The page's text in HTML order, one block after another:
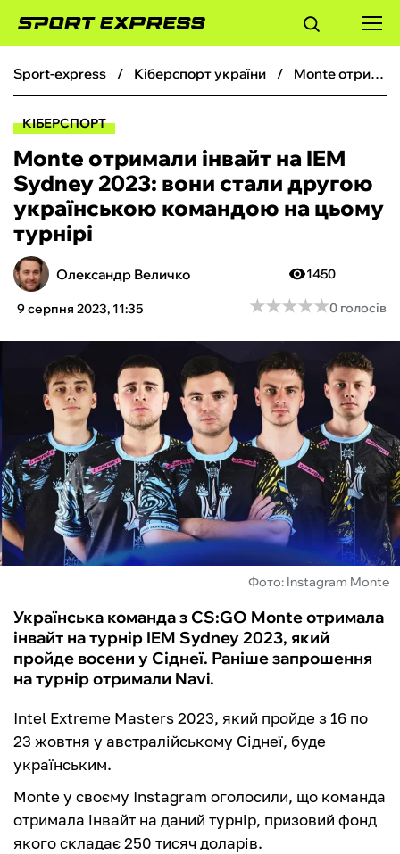
ФУТБОЛ
БОКС
ХОКЕЙ
ТЕНІС
КІБЕРСПОРТ
ЧС-2026
ФУТЗАЛ
ІНШІ
БУКМЕКЕРИ
sport-express кіберспорт україни Monte отримали інвайт на IEM Sydney 2023: вони стали другою українською командою на цьому турнірі
КІБЕРСПОРТ
Monte отримали інвайт на IEM
Sydney 2023: вони стали другою
українською командою на цьому
турнірі
Олександр Величко
9 серпня 2023, 11:35
1450
★★★★★
★★★★★0 голосів
Фото: Instagram Monte
Українська команда з CS:GO Monte отримала
інвайт на турнір IEM Sydney 2023, який
пройде восени у Сіднеї. Раніше запрошення
на турнір отримали Navi.
Intel Extreme Masters 2023, який пройде з 16 по
23 жовтня у австралійському Сіднеї, буде
українським.
Monte у своєму Instagram оголосили, що команда
отримала інвайт на даний турнір, призовий фонд
якого складає 250 тисяч доларів.